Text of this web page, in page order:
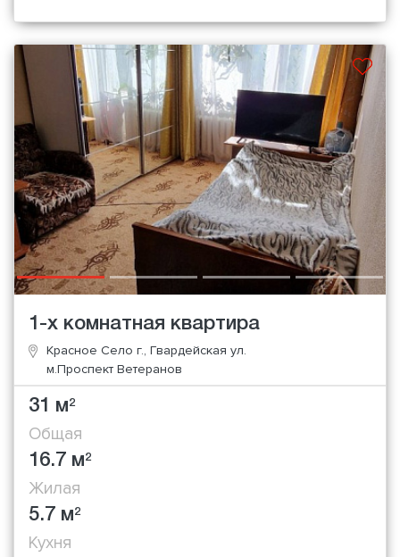
1-х комнатная квартира
Красное Село г., Гвардейская ул.
м.Проспект Ветеранов
31 м2
Общая
16.7 м2
Жилая
5.7 м2
Кухня